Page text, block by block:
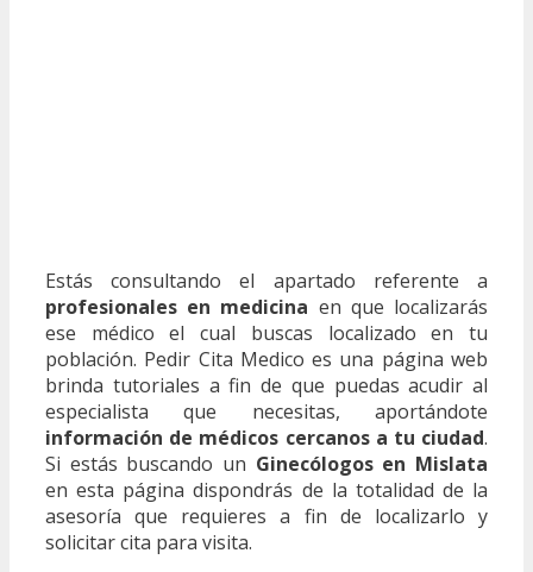
Estás consultando el apartado referente a
profesionales en medicina en que localizarás
ese médico el cual buscas localizado en tu
población. Pedir Cita Medico es una página web
brinda tutoriales a fin de que puedas acudir al
especialista que necesitas, aportándote
información de médicos cercanos a tu ciudad.
Si estás buscando un Ginecólogos en Mislata
en esta página dispondrás de la totalidad de la
asesoría que requieres a fin de localizarlo y
solicitar cita para visita.